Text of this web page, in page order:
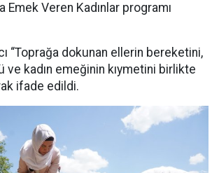
Emek Veren Kadınlar programı
“Toprağa dokunan ellerin bereketini,
ve kadın emeğinin kıymetini birlikte
ifade edildi.